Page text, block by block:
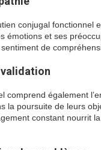
conjugal fonctionnel
émotions et ses
de
validation
comprend également
la poursuite de leurs
constant nourrit